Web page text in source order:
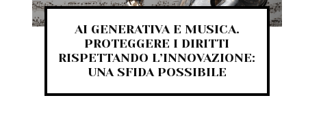
AI GENERATIVA E MUSICA.
PROTEGGERE I DIRITTI
RISPETTANDO L’INNOVAZIONE:
UNA SFIDA POSSIBILE